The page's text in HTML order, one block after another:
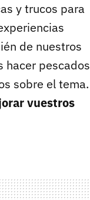
y trucos para
de nuestros
hacer pescados
sobre el tema.
vuestros